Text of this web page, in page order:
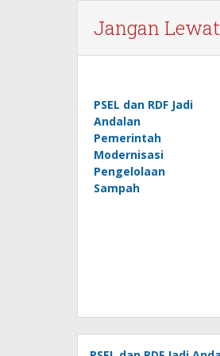
Jangan
PSEL dan RDF Jadi
Andalan
Pemerintah
Modernisasi
Pengelolaan
Sampah